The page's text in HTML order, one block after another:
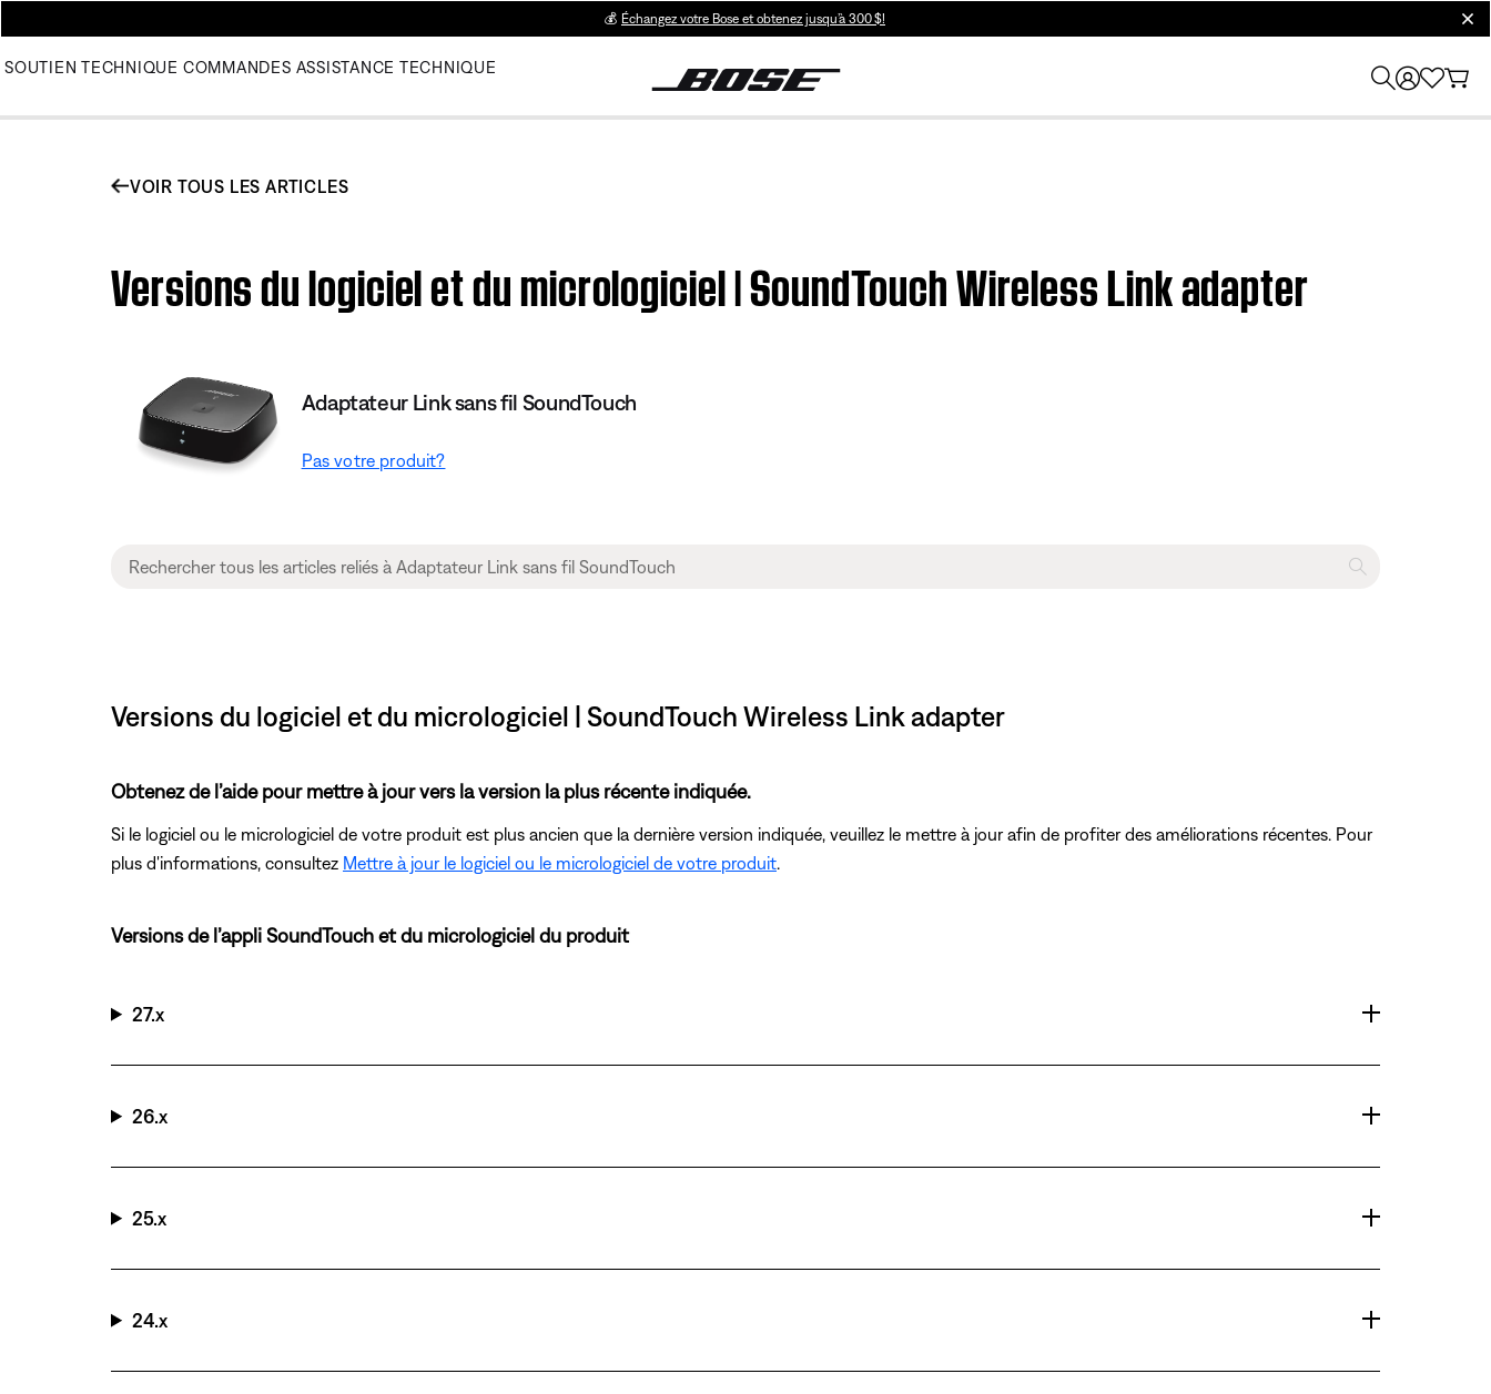
💰 Échangez votre Bose et obtenez jusqu’à 300 $!
SOUTIEN TECHNIQUE COMMANDES ASSISTANCE TECHNIQUE
VOIR TOUS LES ARTICLES
Versions du logiciel et du micrologiciel | SoundTouch Wireless Link adapter
Adaptateur Link sans fil SoundTouch
Pas votre produit?
Versions du logiciel et du micrologiciel | SoundTouch Wireless Link adapter
Obtenez de l’aide pour mettre à jour vers la version la plus récente indiquée.
Si le logiciel ou le micrologiciel de votre produit est plus ancien que la dernière version indiquée, veuillez le mettre à jour afin de profiter des améliorations récentes. Pour
plus d'informations, consultez Mettre à jour le logiciel ou le micrologiciel de votre produit.
Versions de l’appli SoundTouch et du micrologiciel du produit
27.x
26.x
25.x
24.x